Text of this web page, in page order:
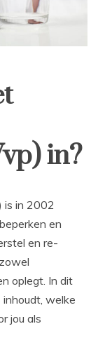
in?
is in 2002
en
en re-
oplegt. In dit
welke
jou als